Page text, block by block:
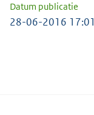
Datum publicatie
28-06-2016 17:01